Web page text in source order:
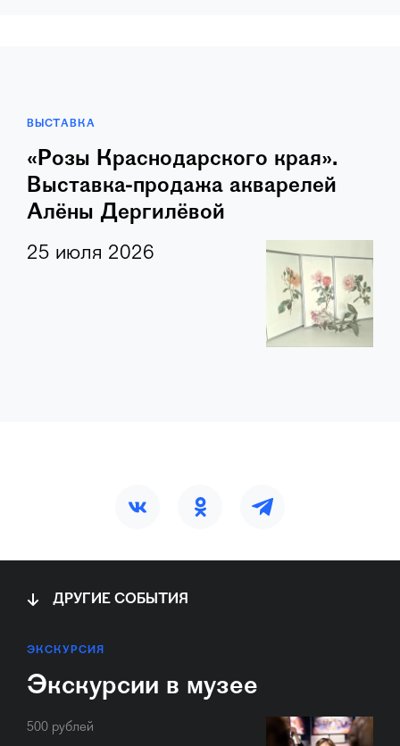
ВЫСТАВКА
«Розы Краснодарского края».
Выставка-продажа акварелей
Алёны Дергилёвой
25 июля 2026
ДРУГИЕ СОБЫТИЯ
ЭКСКУРСИЯ
Экскурсии в музее
500 рублей